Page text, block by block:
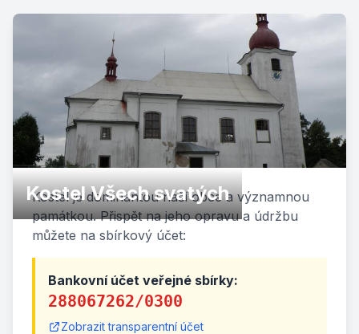
Kostel Všech svatých
Kostel je dominantou naší obce a významnou
památkou. Přispět na jeho opravu a údržbu
můžete na sbírkový účet:
Bankovní účet veřejné sbírky:
288067262/0300
Zobrazit transparentní účet